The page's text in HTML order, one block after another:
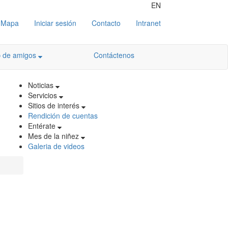
EN
Mapa
Iniciar sesión Contacto Intranet
de amigos Contáctenos
Noticias
Servicios
Sitios de interés
Rendición de cuentas
Entérate
Mes de la niñez
Galeria de videos